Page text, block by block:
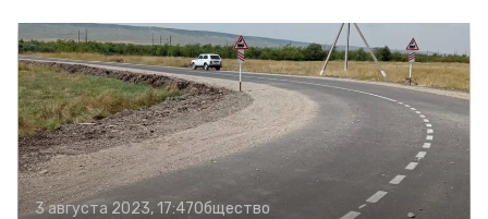
3 августа 2023, 17:47Общество